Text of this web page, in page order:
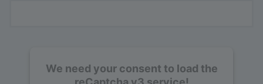
We need your consent to load the
reCaptcha v3 service!